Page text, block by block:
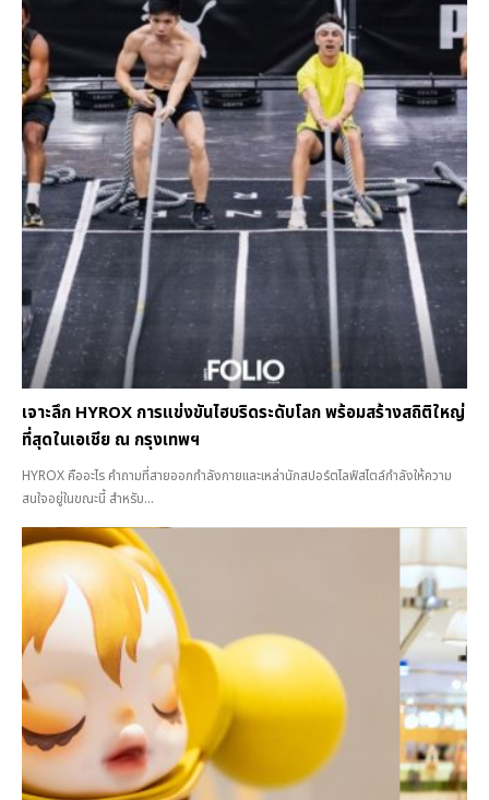
เจาะลึก HYROX การแข่งขันไฮบริดระดับโลก พร้อมสร้างสถิติใหญ่
ที่สุดในเอเชีย ณ กรุงเทพฯ
HYROX คืออะไร คำถามที่สายออกกำลังกายและเหล่านักสปอร์ตไลฟ์สไตล์กำลังให้ความ
สนใจอยู่ในขณะนี้ สำหรับ...